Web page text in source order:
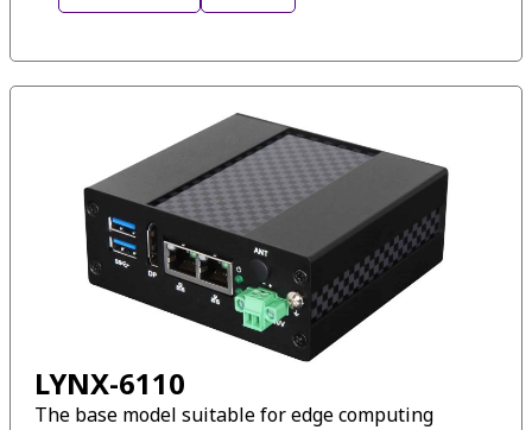
LYNX-6110
The base model suitable for edge computing